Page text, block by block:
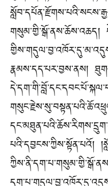
གསུམ་གྱི་སྒོ་ནས་ཆོས་འཆད།
རྣམས་དད་པར་བྱས་ནས།
པའི་དབྱངས་ཀྱིས་སྟོན་པའོ།